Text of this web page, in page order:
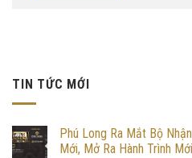
TIN TỨC MỚI
Phú Long Ra Mắt Bộ
Mới, Mở Ra Hành Trình Mới